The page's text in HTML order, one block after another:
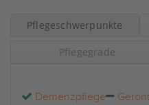
Pflegeschwerpunkte
Pflegegrade
Demenzpflege